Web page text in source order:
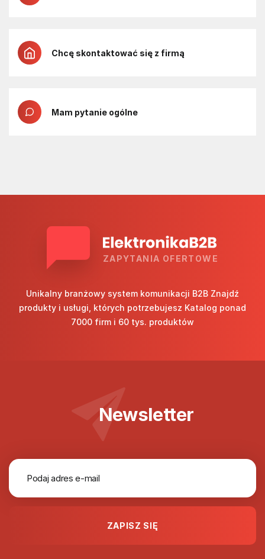
Chcę skontaktować się z firmą
Mam pytanie ogólne
ZAPYTANIA OFERTOWE
Unikalny branżowy system komunikacji B2B Znajdź
produkty i usługi, których potrzebujesz Katalog ponad
7000 firm i 60 tys. produktów
Newsletter